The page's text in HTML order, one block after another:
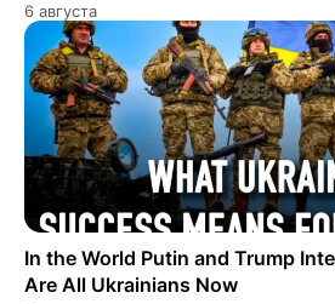
6 августа
In the World Putin and Trump
Are All Ukrainians Now